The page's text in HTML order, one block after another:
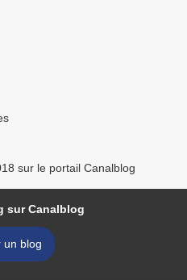
sur le portail Canalblog
sur Canalblog
un blog